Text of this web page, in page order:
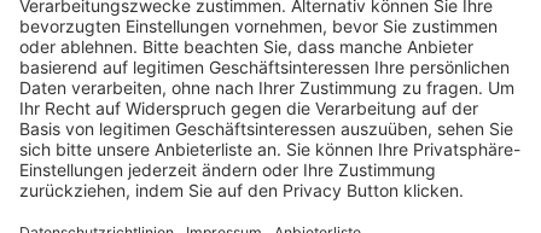
Schulungsangebot Vereinsmitarbeiter
BFV-Geschäftsstellen
Trainerbörse
Login SpielPlus
FOLGE DEM BFV